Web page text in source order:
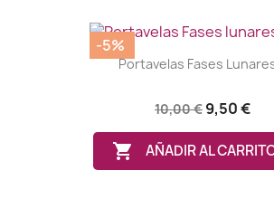
Portavelas Fases
10,00 € 9,50 €
 AÑADIR AL
-5%